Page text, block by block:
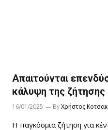
Απαιτούνται
κάλυψη της
16/01/2025 ByΧρήστος
Η παγκόσμια ζήτηση για